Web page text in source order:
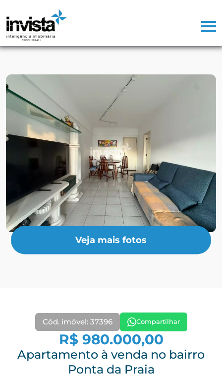
Veja mais fotos
Cód. imóvel: 37396 Compartilhar
R$ 980.000,00
Apartamento à venda no bairro
Ponta da Praia